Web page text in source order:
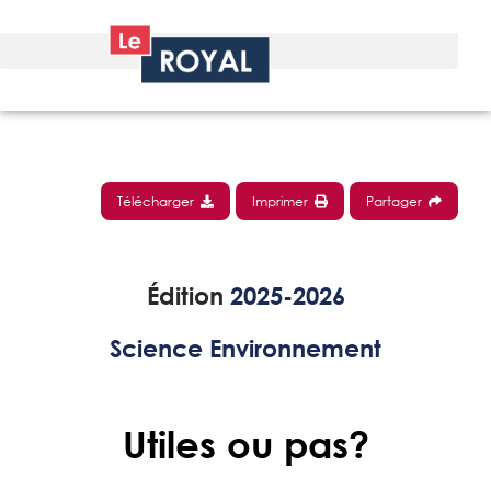
Télécharger Imprimer Partager
Édition 2025-2026
Science Environnement
Utiles ou pas?